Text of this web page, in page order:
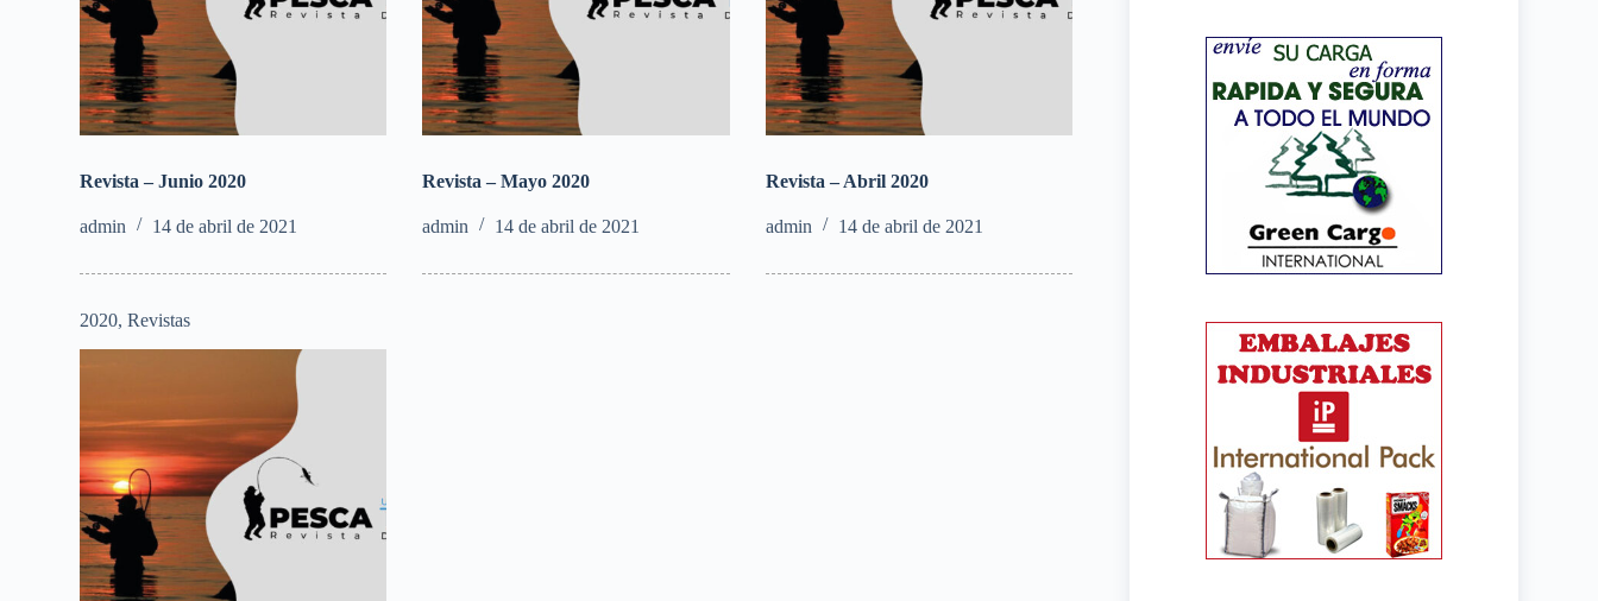
Revista – Junio 2020
admin 14 de abril de 2021
Revista – Mayo 2020
admin 14 de abril de 2021
Revista – Abril 2020
admin 14 de abril de 2021
2020,Revistas